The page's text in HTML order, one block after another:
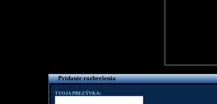
Pridanie rozhrešenia
TVOJA PREZÝVKA: